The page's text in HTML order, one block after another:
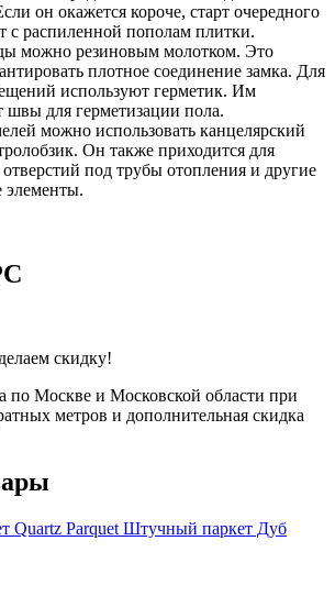
он окажется короче, старт очередного
с распиленной пополам плитки.
можно резиновым молотком. Это
плотное соединение замка. Для
используют герметик. Им
швы для герметизации пола.
можно использовать канцелярский
Он также приходится для
под трубы отопления и другие
скидку!
по Москве и Московской области при
метров и дополнительная скидка